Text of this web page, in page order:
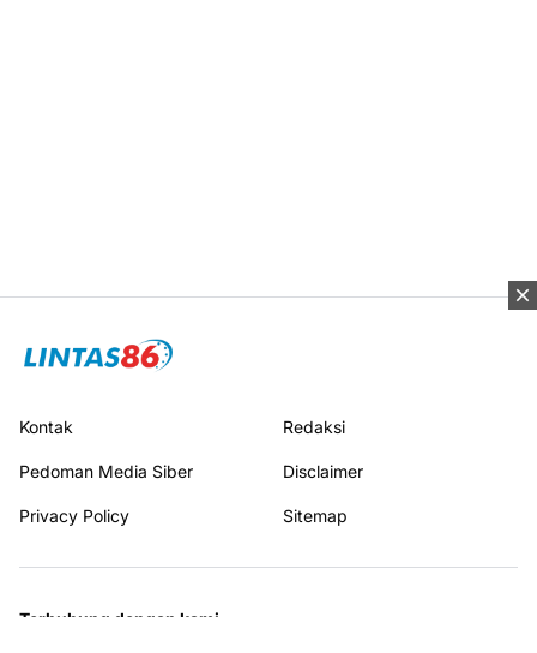
Kontak Redaksi
Pedoman Media Siber Disclaimer
Privacy Policy Sitemap
Terhubung dengan kami